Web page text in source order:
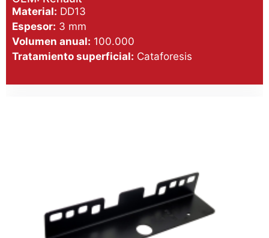
Material: DD13
Espesor: 3 mm
Volumen anual: 100.000
Tratamiento superficial: Cataforesis